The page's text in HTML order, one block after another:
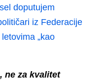
doputujem
iz Federacije
„kao
ne za kvalitet